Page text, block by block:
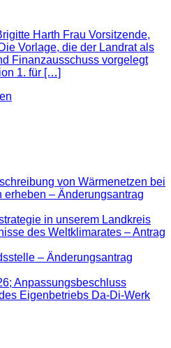
Harth Frau Vorsitzende,
Vorlage, die der Landrat als
Finanzausschuss vorgelegt
1. für […]
von Wärmenetzen bei
– Änderungsantrag
in unserem Landkreis
des Weltklimarates – Antrag
– Änderungsantrag
Anpassungsbeschluss
Eigenbetriebs Da-Di-Werk